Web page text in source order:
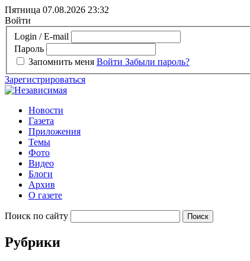
Пятница 07.08.2026 23:32
Войти
Login / E-mail
Пароль
Запомнить меня Войти Забыли пароль?
Зарегистрироваться
Новости
Газета
Приложения
Темы
Фото
Видео
Блоги
Архив
О газете
Поиск по сайту
Рубрики